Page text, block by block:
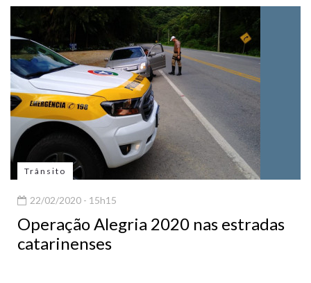
Trânsito
22/02/2020 - 15h15
Operação Alegria 2020 nas estradas
catarinenses